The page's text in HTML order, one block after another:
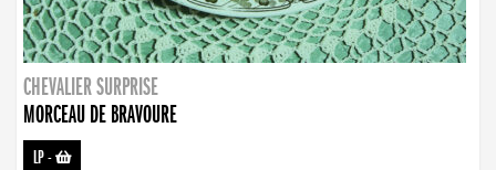
CHEVALIER SURPRISE
MORCEAU DE BRAVOURE
LP-